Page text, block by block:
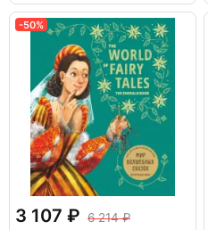
-50%
3 107
6 214